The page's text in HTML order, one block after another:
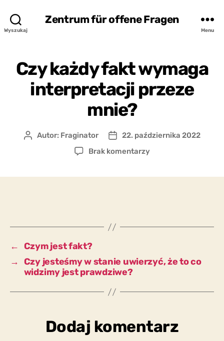
Wyszukaj
Zentrum für offene Fragen
Menu
Czy każdy fakt wymaga
interpretacji przeze
mnie?
AutorAutor: Fraginator
Data
wpisu
22. października 2022
Brak komentarzydo
mnie?
← Czym jest fakt?
→ Czy jesteśmy w stanie uwierzyć, że to co
widzimy jest prawdziwe?
Dodaj komentarz